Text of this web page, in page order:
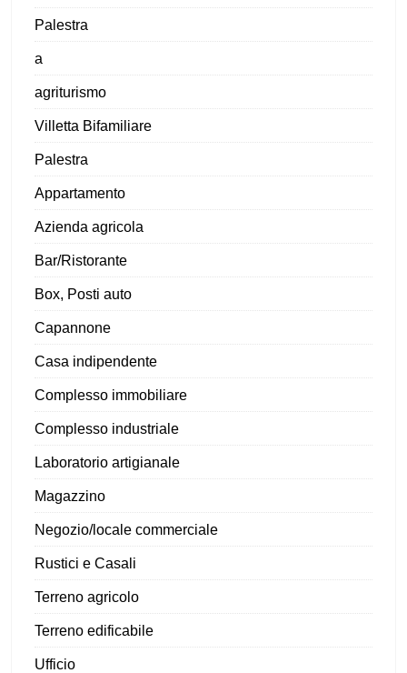
Palestra
a
agriturismo
Villetta Bifamiliare
Palestra
Appartamento
Azienda agricola
Bar/Ristorante
Box, Posti auto
Capannone
Casa indipendente
Complesso immobiliare
Complesso industriale
Laboratorio artigianale
Magazzino
Negozio/locale commerciale
Rustici e Casali
Terreno agricolo
Terreno edificabile
Ufficio